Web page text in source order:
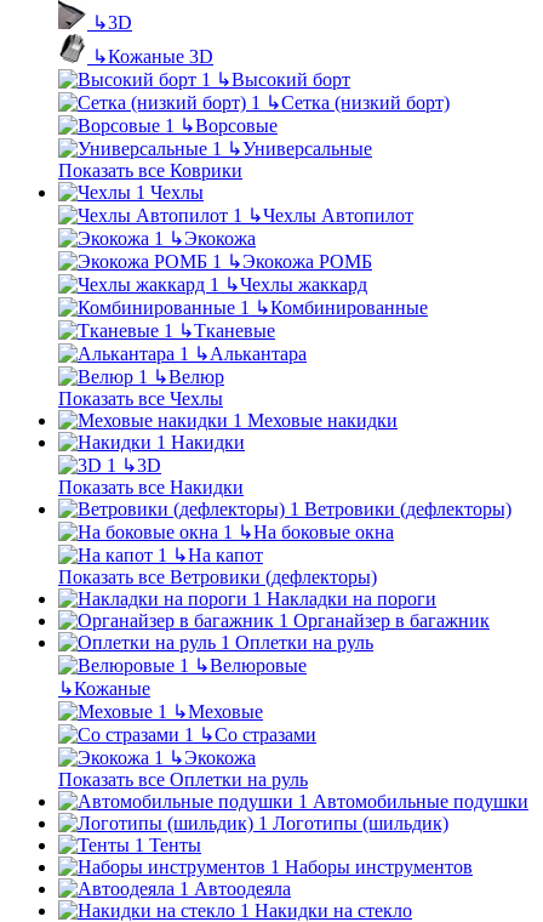
↳3D
↳Кожаные 3D
↳Высокий борт
↳Сетка (низкий борт)
↳Ворсовые
↳Универсальные
Показать все Коврики
Чехлы
↳Чехлы Автопилот
↳Экокожа
↳Экокожа РОМБ
↳Чехлы жаккард
↳Комбинированные
↳Тканевые
↳Алькантара
↳Велюр
Показать все Чехлы
Меховые накидки
Накидки
↳3D
Показать все Накидки
Ветровики (дефлекторы)
↳На боковые окна
↳На капот
Показать все Ветровики (дефлекторы)
Накладки на пороги
Органайзер в багажник
Оплетки на руль
↳Велюровые
↳Кожаные
↳Меховые
↳Со стразами
↳Экокожа
Показать все Оплетки на руль
Автомобильные подушки
Логотипы (шильдик)
Тенты
Наборы инструментов
Автоодеяла
Накидки на стекло